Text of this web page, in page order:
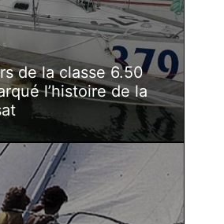
de la classe 6.50
l’histoire de la